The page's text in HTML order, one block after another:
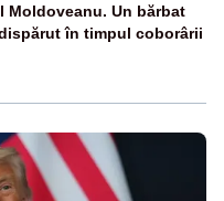
Moldoveanu. Un bărbat
în timpul coborârii